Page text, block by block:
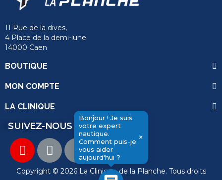
Bonjour ! Je suis
votre expert
nautique.
Comment puis-je
vous aider
aujourd'hui ?
×
11 Rue de la dives,
4 Place de la demi-lune
14000 Caen
BOUTIQUE
MON COMPTE
LA CLINIQUE
SUIVEZ-NOUS
Copyright © 2026 La Clinique de la Planche. Tous droits